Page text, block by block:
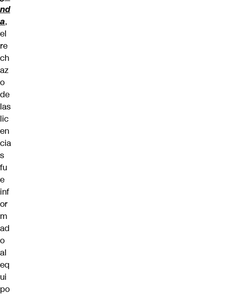
nd
a,
el
re
ch
az
o
de
las
lic
en
cia
s
fu
e
inf
or
m
ad
o
al
eq
ui
po